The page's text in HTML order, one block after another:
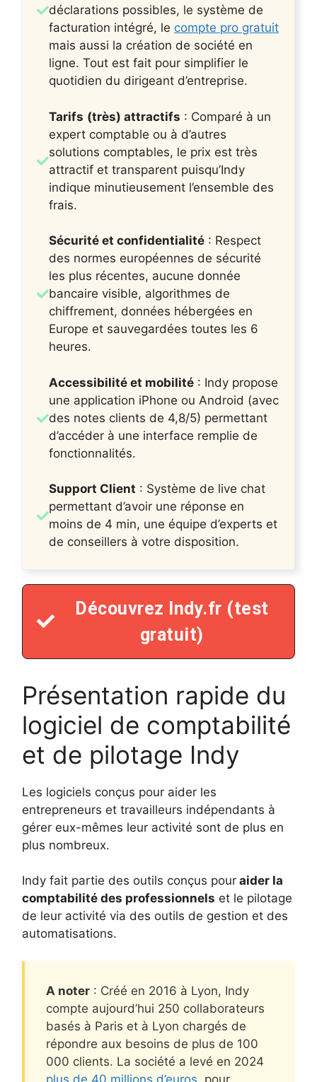
déclarations possibles, le système de
facturation intégré, le compte pro gratuit
mais aussi la création de société en
ligne. Tout est fait pour simplifier le
quotidien du dirigeant d’entreprise.
Tarifs (très) attractifs : Comparé à un
expert comptable ou à d’autres
solutions comptables, le prix est très
attractif et transparent puisqu’Indy
indique minutieusement l’ensemble des
frais.
Sécurité et confidentialité : Respect
des normes européennes de sécurité
les plus récentes, aucune donnée
bancaire visible, algorithmes de
chiffrement, données hébergées en
Europe et sauvegardées toutes les 6
heures.
Accessibilité et mobilité : Indy propose
une application iPhone ou Android (avec
des notes clients de 4,8/5) permettant
d’accéder à une interface remplie de
fonctionnalités.
Support Client : Système de live chat
permettant d’avoir une réponse en
moins de 4 min, une équipe d’experts et
de conseillers à votre disposition.
Découvrez Indy.fr (test
gratuit)
Présentation rapide du
logiciel de comptabilité
et de pilotage Indy
Les logiciels conçus pour aider les
entrepreneurs et travailleurs indépendants à
gérer eux-mêmes leur activité sont de plus en
plus nombreux.
Indy fait partie des outils conçus pour aider la
comptabilité des professionnels et le pilotage
de leur activité via des outils de gestion et des
automatisations.
A noter : Créé en 2016 à Lyon, Indy
compte aujourd’hui 250 collaborateurs
basés à Paris et à Lyon chargés de
répondre aux besoins de plus de 100
000 clients. La société a levé en 2024
plus de 40 millions d’euros , pour